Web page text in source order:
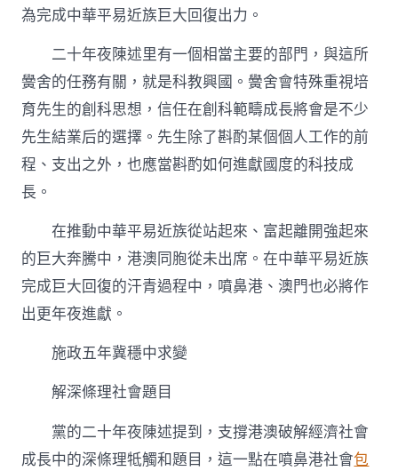
為完成中華平易近族巨大回復出力。
二十年夜陳述里有一個相當主要的部門，與這所
黌舍的任務有關，就是科教興國。黌舍會特殊重視培
育先生的創科思想，信任在創科範疇成長將會是不少
先生結業后的選擇。先生除了斟酌某個個人工作的前
程、支出之外，也應當斟酌如何進獻國度的科技成
長。
在推動中華平易近族從站起來、富起離開強起來
的巨大奔騰中，港澳同胞從未出席。在中華平易近族
完成巨大回復的汗青過程中，噴鼻港、澳門也必將作
出更年夜進獻。
施政五年冀穩中求變
解深條理社會題目
黨的二十年夜陳述提到，支撐港澳破解經濟社會
成長中的深條理牴觸和題目，這一點在噴鼻港社會包